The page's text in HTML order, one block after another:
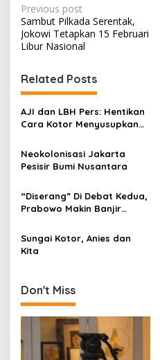
P
o
s
t
n
a
v
i
g
t
o
Previous post
Sambut Pilkada Serentak,
Jokowi Tetapkan 15 Februari
Libur Nasional
Related Posts
AJI dan LBH Pers: Hentikan
Cara Kotor Menyusupkan
Neokolonisasi Jakarta
Pesisir Bumi Nusantara
“Diserang” Di Debat Kedua,
Prabowo Makin Banjir
Sungai Kotor, Anies dan
Kita
Don't Miss